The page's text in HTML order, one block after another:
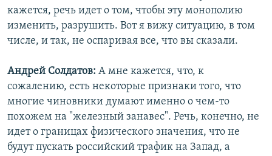
кажется, речь идет о том, чтобы эту монополию
изменить, разрушить. Вот я вижу ситуацию, в том
числе, и так, не оспаривая все, что вы сказали.
Андрей Солдатов: А мне кажется, что, к
сожалению, есть некоторые признаки того, что
многие чиновники думают именно о чем-то
похожем на "железный занавес". Речь, конечно, не
идет о границах физического значения, что не
будут пускать российский трафик на Запад, а